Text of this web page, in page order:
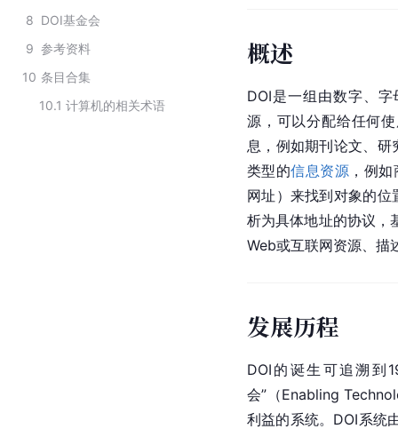
8 DOI基金会
9 参考资料
10 条目合集
10.1 计算机的相关术语
概述
DOI是一组由数字、
源，可以分配给任何
息，例如期刊论文、研
类型的信息资源 ，例
网址）来找到对象的
析为具体地址的协议，
Web或互联网资源、描
发展历程
DOI的诞生可追溯到
会”（Enabling
利益的系统。DOI系统